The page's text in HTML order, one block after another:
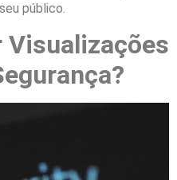
público.
Visualizações